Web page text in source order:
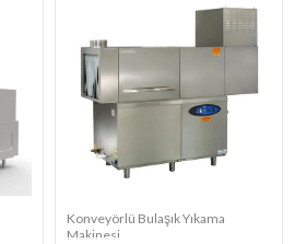
Konveyörlü Bulaşık Yıkama
Makinesi